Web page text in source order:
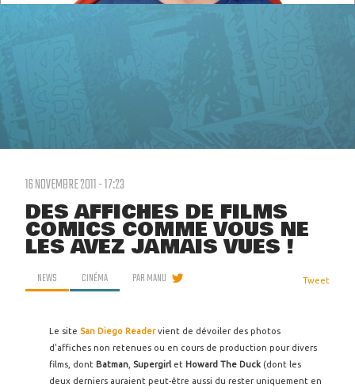
16 NOVEMBRE 2011 - 17:23
DES AFFICHES DE FILMS
COMICS COMME VOUS NE
LES AVEZ JAMAIS VUES !
NEWS CINÉMA PARMANU Tweet
Le site San Diego Readervient de dévoiler des photos
d'affiches non retenues ou en cours de production pour divers
films, dont Batman Supergirl et Howard The Duck (dont les
deux derniers auraient peut-être aussi du rester uniquement en